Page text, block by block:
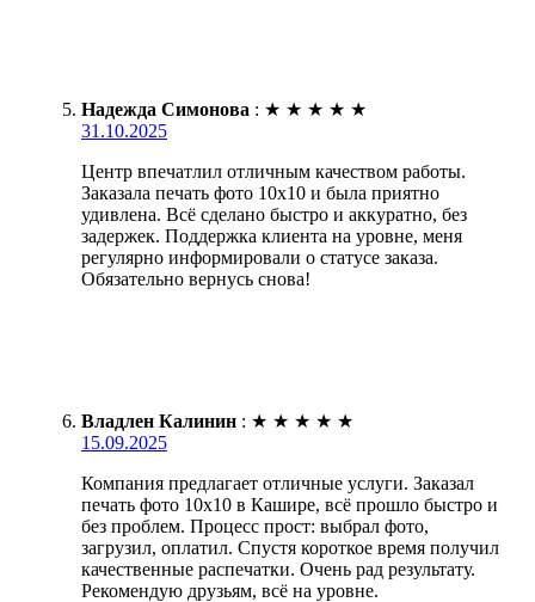
Надежда Симонова : ★ ★ ★ ★ ★
31.10.2025
Центр впечатлил отличным качеством работы.
Заказала печать фото 10х10 и была приятно
удивлена. Всё сделано быстро и аккуратно, без
задержек. Поддержка клиента на уровне, меня
регулярно информировали о статусе заказа.
Обязательно вернусь снова!
Владлен Калинин : ★ ★ ★ ★ ★
15.09.2025
Компания предлагает отличные услуги. Заказал
печать фото 10х10 в Кашире, всё прошло быстро и
без проблем. Процесс прост: выбрал фото,
загрузил, оплатил. Спустя короткое время получил
качественные распечатки. Очень рад результату.
Рекомендую друзьям, всё на уровне.